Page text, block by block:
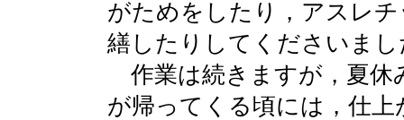
がためをしたり，アスレ
繕したりしてくださいまし
作業は続きますが，夏休
が帰ってくる頃には，仕